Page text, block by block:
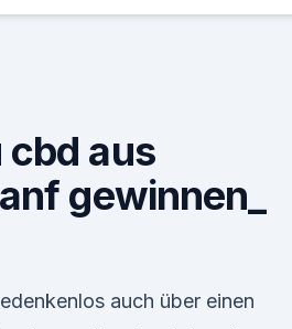
cbd aus
gewinnen_
auch über einen